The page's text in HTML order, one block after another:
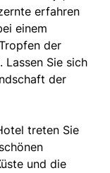
erfahren
einem
der
Lassen Sie sich
der
treten Sie
und die